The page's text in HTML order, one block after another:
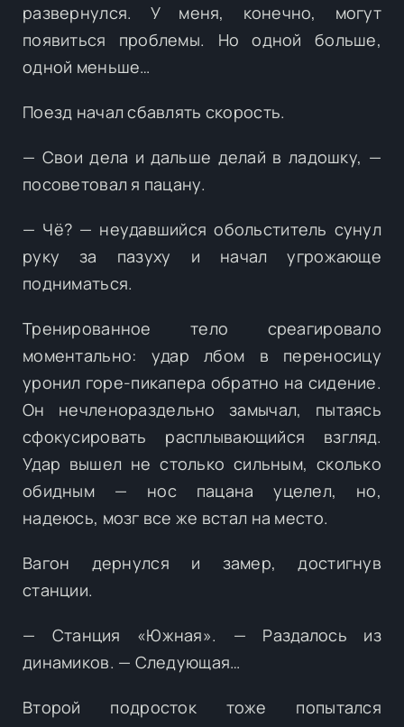
развернулся. У меня, конечно, могут
появиться проблемы. Но одной больше,
одной меньше…
Поезд начал сбавлять скорость.
— Свои дела и дальше делай в ладошку, —
посоветовал я пацану.
— Чё? — неудавшийся обольститель сунул
руку за пазуху и начал угрожающе
подниматься.
Тренированное тело среагировало
моментально: удар лбом в переносицу
уронил горе-пикапера обратно на сидение.
Он нечленораздельно замычал, пытаясь
сфокусировать расплывающийся взгляд.
Удар вышел не столько сильным, сколько
обидным — нос пацана уцелел, но,
надеюсь, мозг все же встал на место.
Вагон дернулся и замер, достигнув
станции.
— Станция «Южная». — Раздалось из
динамиков. — Следующая…
Второй подросток тоже попытался